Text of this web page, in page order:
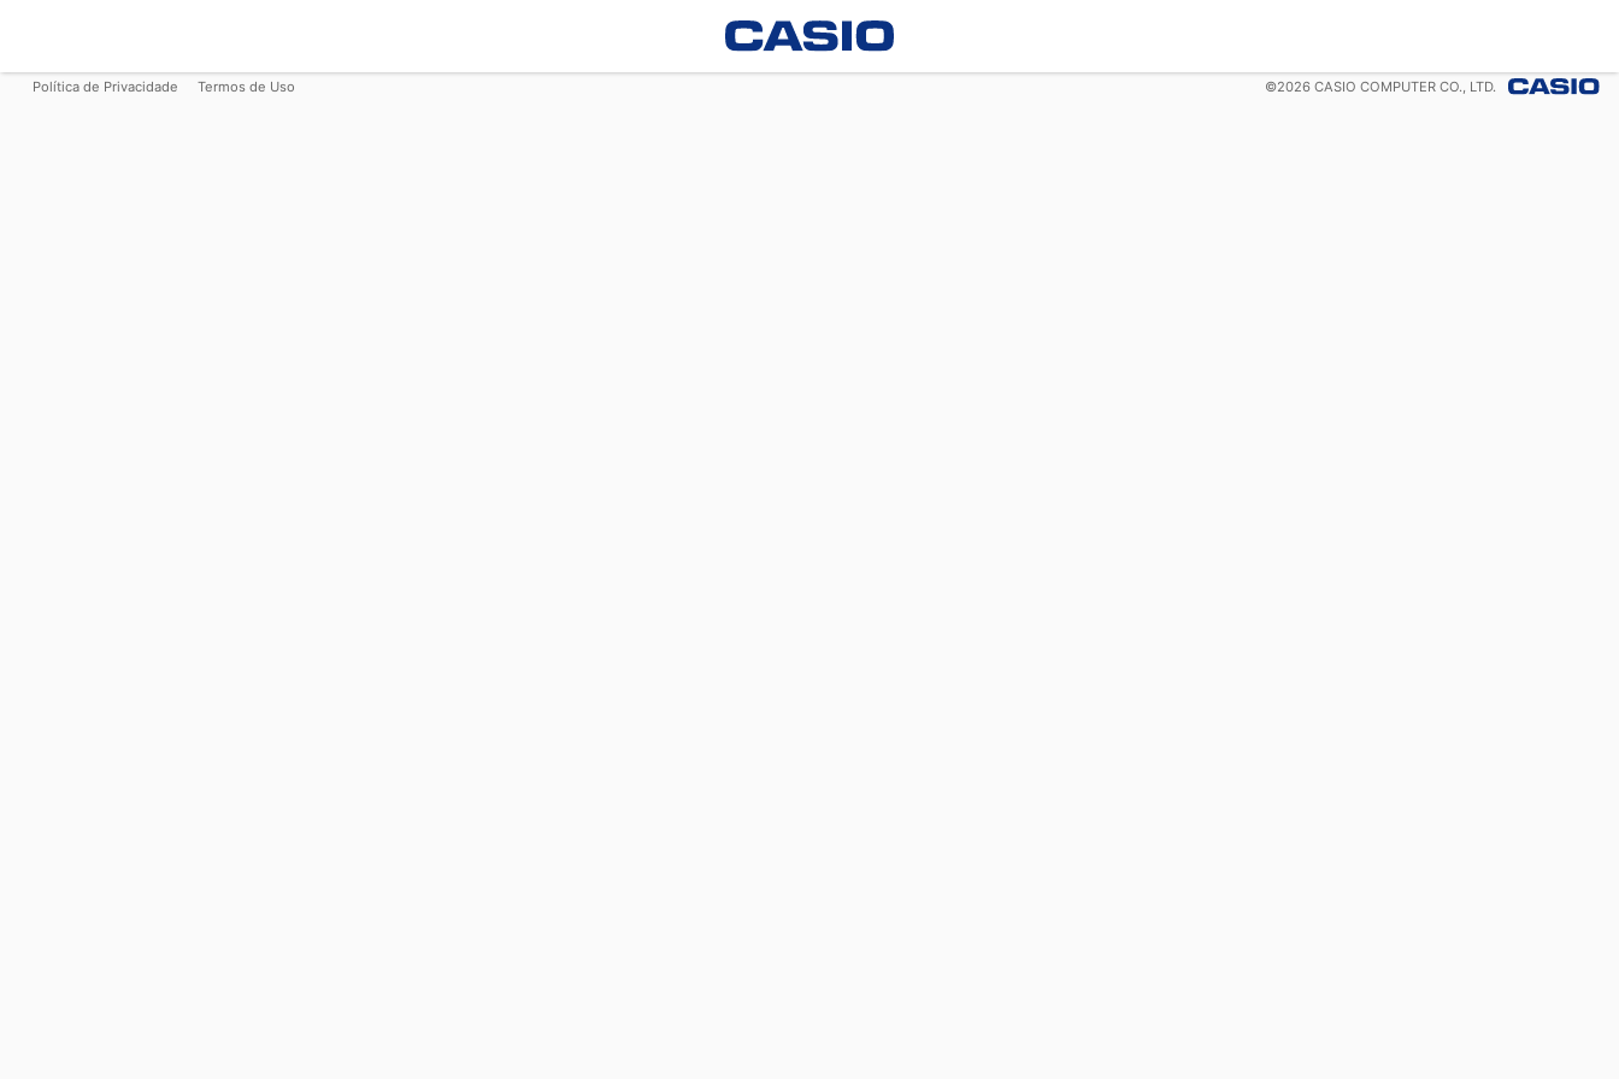
Política de Privacidade Termos de Uso ©2026 CASIO COMPUTER CO., LTD.